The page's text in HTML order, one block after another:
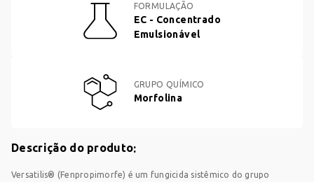
FORMULAÇÃO
EC - Concentrado
Emulsionável
GRUPO QUÍMICO
Morfolina
Descrição do produto
Versatilis® (Fenpropimorfe) é um fungicida sistêmico do grupo